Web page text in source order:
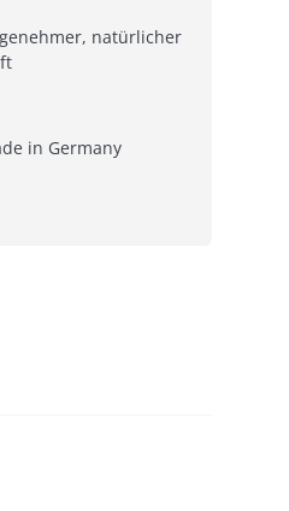
natürlicher
in Germany